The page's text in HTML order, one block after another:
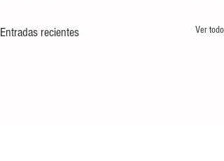
Entradas recientes Ver todo